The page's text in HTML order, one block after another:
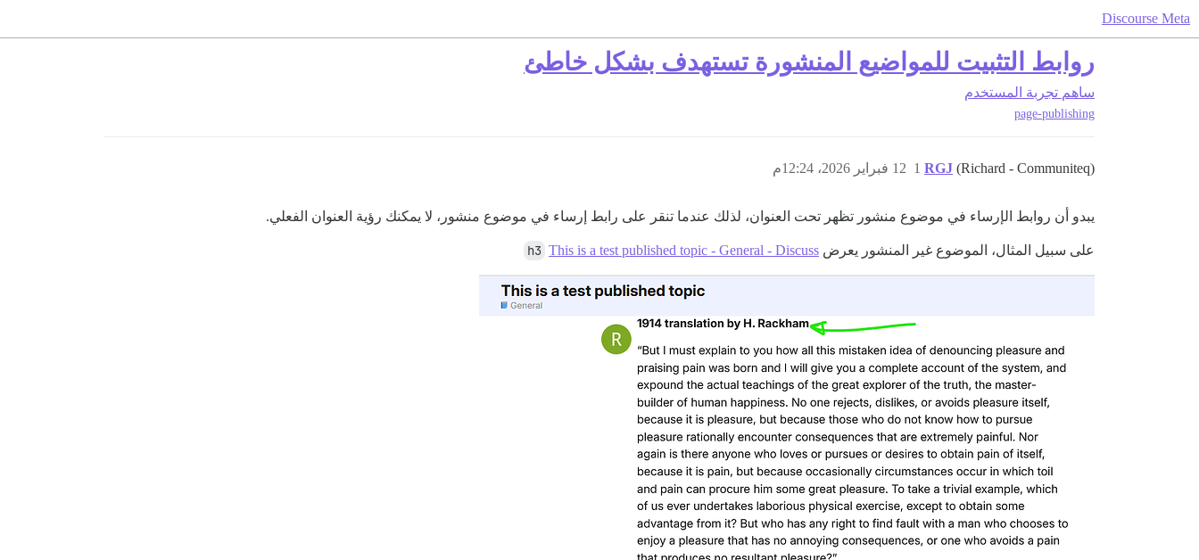
Discourse Meta
روابط التثبيت للمواضيع المنشورة تستهدف بشكل خاطئ
ساهم تجربة المستخدم
page-publishing
RGJ (Richard - Communiteq) 12 فبراير 2026، 12:24م 1
يبدو أن روابط الإرساء في موضوع منشور تظهر تحت العنوان، لذلك عندما تنقر على رابط إرساء في موضوع منشور، لا يمكنك رؤية العنوان الفعلي.
على سبيل المثال، الموضوع غير المنشور يعرض h3 This is a test published topic - General - Discuss